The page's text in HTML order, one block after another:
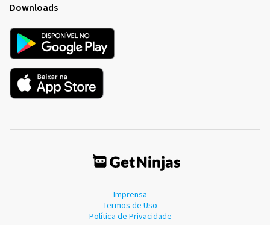
Downloads
Imprensa
Termos de Uso
Política de Privacidade